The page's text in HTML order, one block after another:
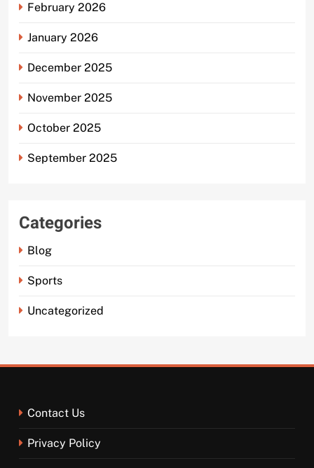
February 2026
January 2026
December 2025
November 2025
October 2025
September 2025
Categories
Blog
Sports
Uncategorized
Contact Us
Privacy Policy